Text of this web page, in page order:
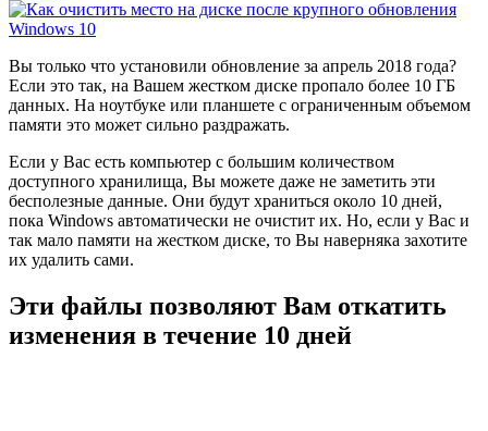
Вы только что установили обновление за апрель 2018 года?
Если это так, на Вашем жестком диске пропало более 10 ГБ
данных. На ноутбуке или планшете с ограниченным объемом
памяти это может сильно раздражать.
Если у Вас есть компьютер с большим количеством
доступного хранилища, Вы можете даже не заметить эти
бесполезные данные. Они будут храниться около 10 дней,
пока Windows автоматически не очистит их. Но, если у Вас и
так мало памяти на жестком диске, то Вы наверняка захотите
их удалить сами.
Эти файлы позволяют Вам откатить
изменения в течение 10 дней